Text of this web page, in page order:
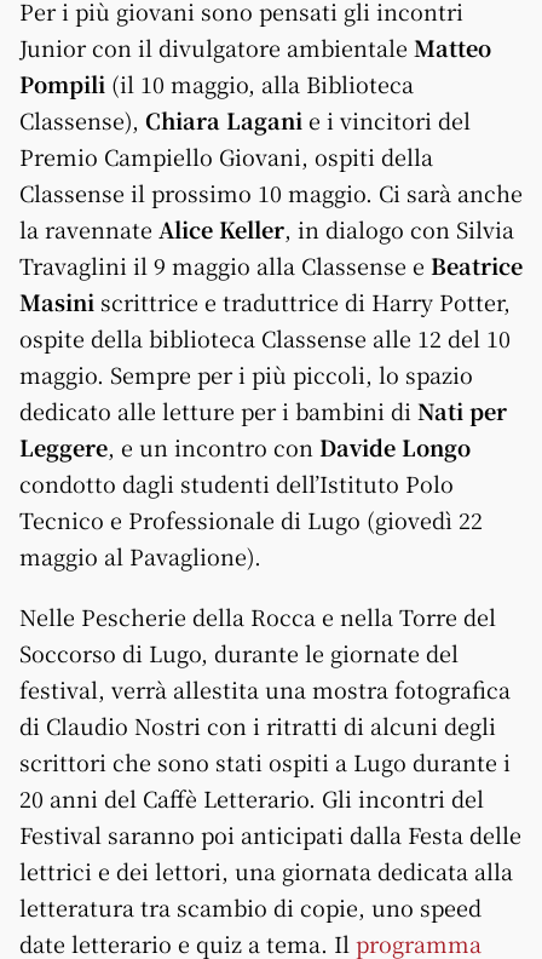
Per i più giovani sono pensati gli incontri
Junior con il divulgatore ambientale Matteo
Pompili (il 10 maggio, alla Biblioteca
Classense), Chiara Lagani e i vincitori del
Premio Campiello Giovani, ospiti della
Classense il prossimo 10 maggio. Ci sarà anche
la ravennate Alice Keller, in dialogo con Silvia
Travaglini il 9 maggio alla Classense e Beatrice
Masini scrittrice e traduttrice di Harry Potter,
ospite della biblioteca Classense alle 12 del 10
maggio. Sempre per i più piccoli, lo spazio
dedicato alle letture per i bambini di Nati per
Leggere, e un incontro con Davide Longo
condotto dagli studenti dell’Istituto Polo
Tecnico e Professionale di Lugo (giovedì 22
maggio al Pavaglione).
Nelle Pescherie della Rocca e nella Torre del
Soccorso di Lugo, durante le giornate del
festival, verrà allestita una mostra fotografica
di Claudio Nostri con i ritratti di alcuni degli
scrittori che sono stati ospiti a Lugo durante i
20 anni del Caffè Letterario. Gli incontri del
Festival saranno poi anticipati dalla Festa delle
lettrici e dei lettori, una giornata dedicata alla
letteratura tra scambio di copie, uno speed
date letterario e quiz a tema. Il programma